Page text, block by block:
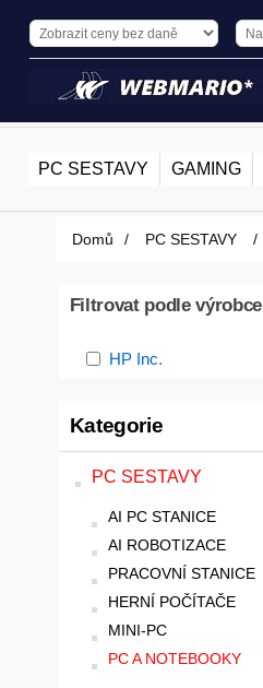
PC SESTAVY GAMING
Domů / PC SESTAVY /
Filtrovat podle výrobce
HP Inc.
Kategorie
PC SESTAVY
AI PC STANICE
AI ROBOTIZACE
PRACOVNÍ STANICE
HERNÍ POČÍTAČE
MINI-PC
PC A NOTEBOOKY